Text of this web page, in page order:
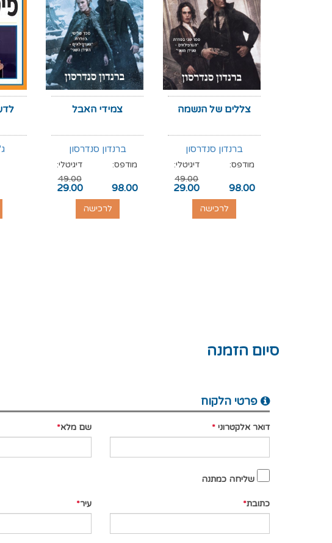
צללים של הנשמה
ברנדון סנדרסון
מודפס:
98.00
דיגיטלי:
49.00
29.00
לרכישה
צמידי האבל
ברנדון סנדרסון
מודפס:
98.00
דיגיטלי:
49.00
29.00
לרכישה
סיום הזמנה
פרטי הלקוח
דואר אלקטרוני שם מלא
שליחה כמתנה
כתובת עיר